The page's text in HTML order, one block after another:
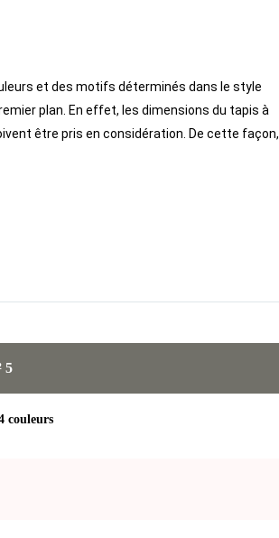
et des motifs déterminés dans le style
plan. En effet, les dimensions du tapis à
être pris en considération. De cette façon,
5
couleurs